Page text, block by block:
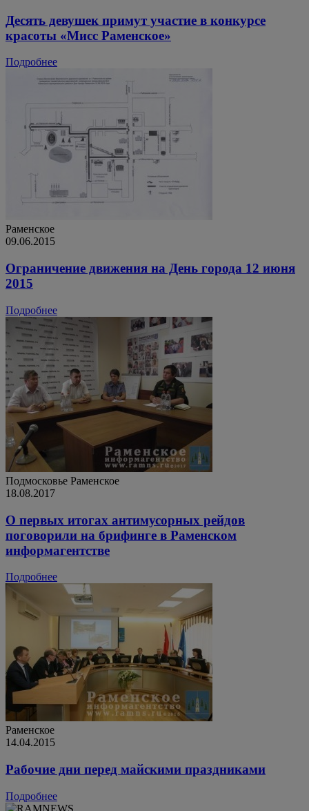
Десять девушек примут участие в конкурсе
красоты «Мисс Раменское»
Подробнее
Раменское
09.06.2015
Ограничение движения на День города 12 июня
2015
Подробнее
Подмосковье Раменское
18.08.2017
О первых итогах антимусорных рейдов
поговорили на брифинге в Раменском
информагентстве
Подробнее
Раменское
14.04.2015
Рабочие дни перед майскими праздниками
Подробнее